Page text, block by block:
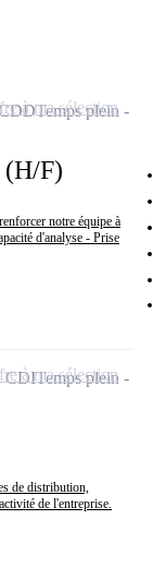
(H/F)
notre équipe à
d'analyse - Prise
Temps plein
à ma sélection
de distribution,
de l'entreprise.
CDITemps plein
à ma sélection